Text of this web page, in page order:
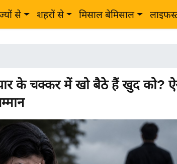
से शहरों से मिसाल बेमिसाल
के चक्कर में खो बैठे हैं खुद को?